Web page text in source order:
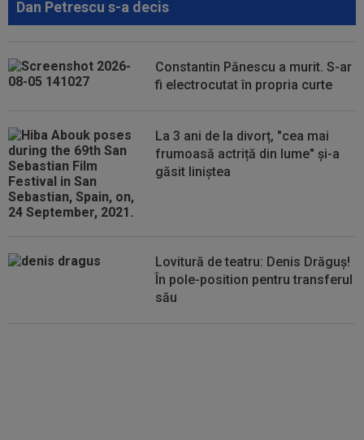
22:38 EXCLUSIV
Nu i-a venit să creadă ce a văzut!
22:22 EXCLUSIV
Folha, OUT de la CFR Cluj după
dezastrul cu Tromso! ”Îi dau afară pe toți!”...
putut abține, după ce l-a auzit la finalul...
21:58
N-a mai rezistat! Ioan Varga a anunțat
”curățenia” la CFR, după rușinea cu...
Dan Petrescu s-a decis
Constantin Pănescu a murit. S-ar
fi electrocutat în propria curte
La 3 ani de la divorț, "cea mai
frumoasă actriță din lume" și-a
găsit liniștea
Lovitură de teatru: Denis Drăguș!
În pole-position pentru transferul
său